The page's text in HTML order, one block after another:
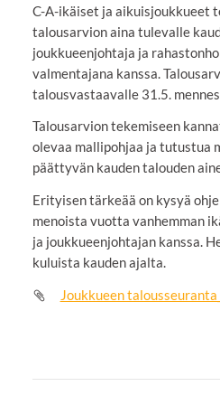
C-A-ikäiset ja aikuisjoukkueet
talousarvion aina tulevalle
joukkueenjohtaja ja
valmentajana kanssa.
talousvastaavalle 31.5.
Talousarvion tekemiseen
olevaa mallipohjaa ja tutustua
päättyvän kauden talouden
Erityisen tärkeää on kysyä
menoista vuotta vanhemman
ja joukkueenjohtajan kanssa.
kuluista kauden ajalta.
Joukkueen